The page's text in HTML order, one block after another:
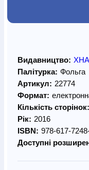
Видавництво:
Палітурка: Фольга
Артикул: 22774
Формат:
Кількість сторінок:
Рік: 2016
ISBN: 978-617-
Доступні